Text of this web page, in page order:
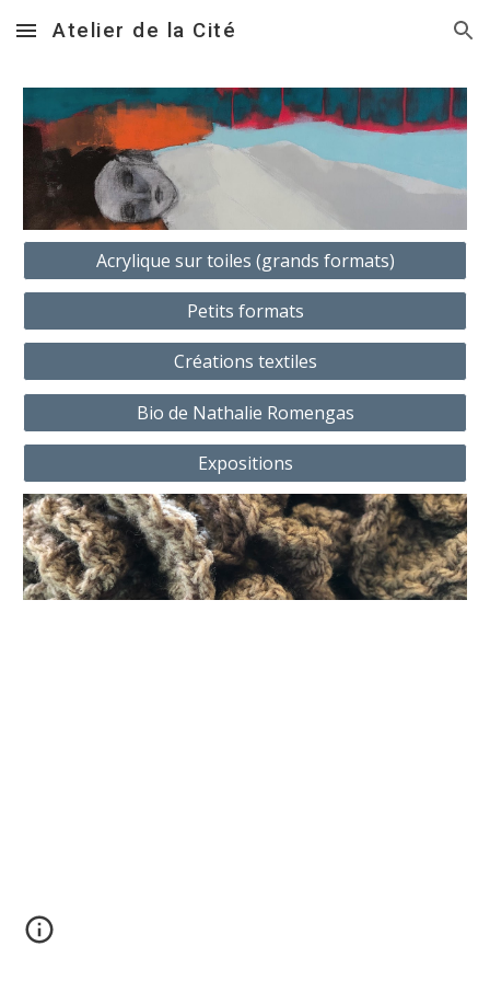
Skip to main content Skip to navigation
Atelier de la Cité
Acrylique sur toiles (grands formats)
Petits formats
Créations textiles
Bio de Nathalie Romengas
Expositions